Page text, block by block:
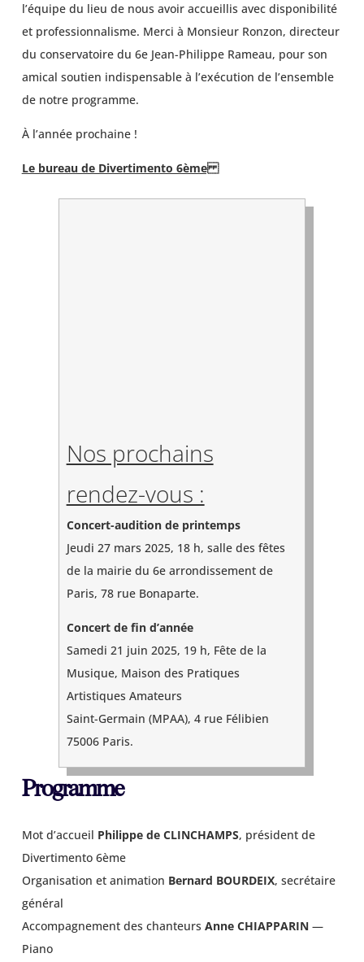
l’équipe du lieu de nous avoir accueillis avec disponibilité
et professionnalisme. Merci à Monsieur Ronzon, directeur
du conservatoire du 6e Jean-Philippe Rameau, pour son
amical soutien indispensable à l’exécution de l’ensemble
de notre programme.
À l’année prochaine !
Le bureau de Divertimento 6ème
Nos prochains
rendez-vous :
Concert-audition de printemps
Jeudi 27 mars 2025, 18 h, salle des fêtes
de la mairie du 6e arrondissement de
Paris, 78 rue Bonaparte.
Concert de fin d’année
Samedi 21 juin 2025, 19 h, Fête de la
Musique, Maison des Pratiques
Artistiques Amateurs
Saint-Germain (MPAA), 4 rue Félibien
75006 Paris.
Programme
Mot d’accueil Philippe de CLINCHAMPS, président de
Divertimento 6ème
Organisation et animation Bernard BOURDEIX, secrétaire
général
Accompagnement des chanteurs Anne CHIAPPARIN—
Piano